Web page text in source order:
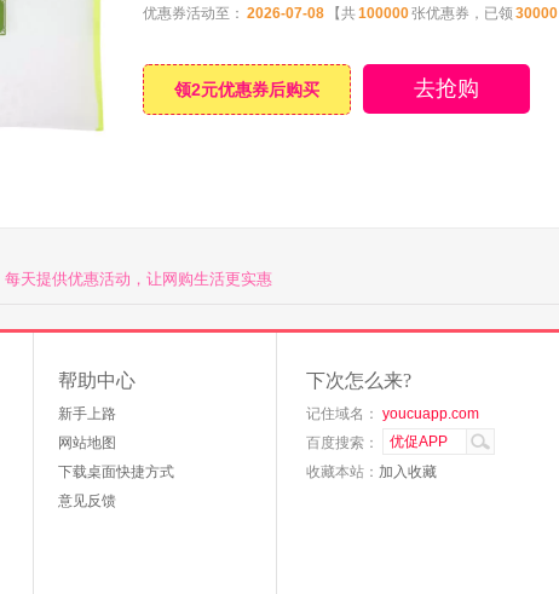
优惠券活动至： 2026-07-08 【共100000张优惠券，已领 30000
领2元优惠券后购买 去抢购
天提供优惠活动，让网购生活更实惠
帮助中心
新手上路
网站地图
下载桌面快捷方式
意见反馈
下次怎么来?
记住域名： youcuapp.com
百度搜索：
收藏本站： 加入收藏